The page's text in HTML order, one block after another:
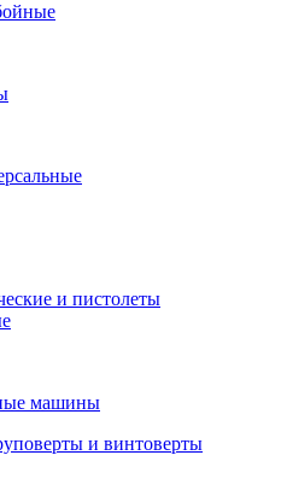
и пистолеты
машины
и винтоверты